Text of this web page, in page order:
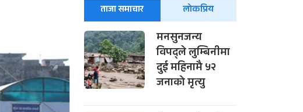
ताजा समाचार लोकप्रिय
मनसुनजन्य
विपद्ले लुम्बिनीमा
दुई महिनामै ५२
जनाको मृत्यु